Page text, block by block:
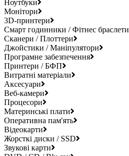
Ноутбуки
Монітори
3D-принтери
Смарт годинники / Фітнес браслети
Сканери / Плоттери
Джойстики / Маніпулятори
Програмне забезпечення
Принтери / БФП
Витратні матеріали
Аксесуари
Веб-камери
Процесори
Материнські плати
Оперативна пам'ять
Відеокарти
Жорсткі диски / SSD
Звукові карти